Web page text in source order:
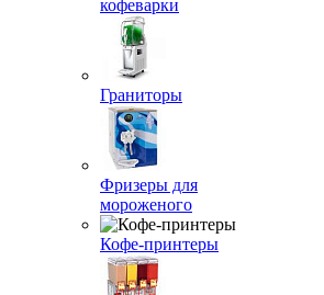
кофеварки
Граниторы
Фризеры для
мороженого
Кофе-принтеры